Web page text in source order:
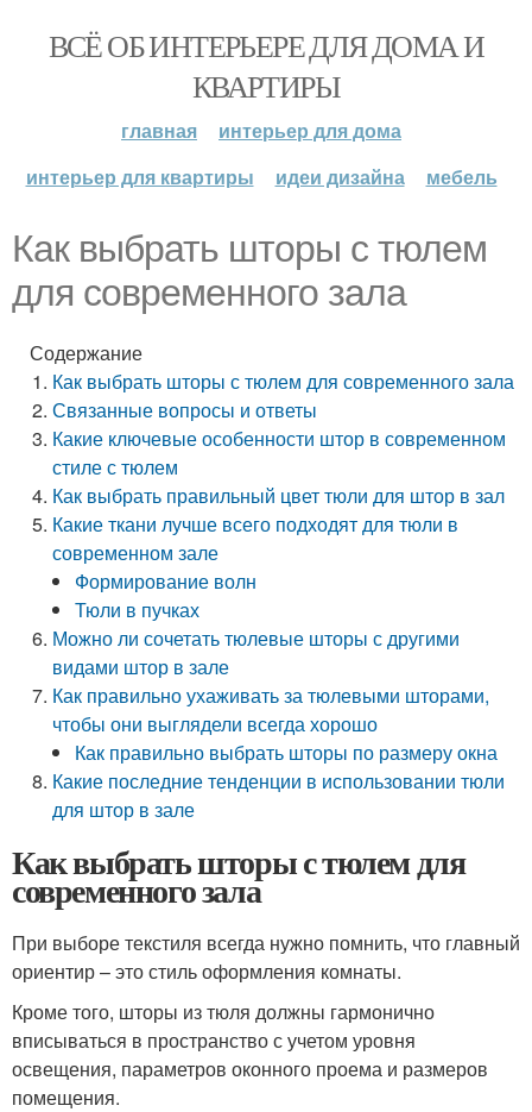
ВСЁ ОБ ИНТЕРЬЕРЕ ДЛЯ ДОМА И
КВАРТИРЫ
главная
интерьер для дома
интерьер для квартиры
идеи дизайна мебель
Как выбрать шторы с тюлем
для современного зала
Содержание
Как выбрать шторы с тюлем для современного зала
Связанные вопросы и ответы
Какие ключевые особенности штор в современном
стиле с тюлем
Как выбрать правильный цвет тюли для штор в зал
Какие ткани лучше всего подходят для тюли в
современном зале
Формирование волн
Тюли в пучках
Можно ли сочетать тюлевые шторы с другими
видами штор в зале
Как правильно ухаживать за тюлевыми шторами,
чтобы они выглядели всегда хорошо
Как правильно выбрать шторы по размеру окна
Какие последние тенденции в использовании тюли
для штор в зале
Как выбрать шторы с тюлем для
современного зала
При выборе текстиля всегда нужно помнить, что главный
ориентир – это стиль оформления комнаты.
Кроме того, шторы из тюля должны гармонично
вписываться в пространство с учетом уровня
освещения, параметров оконного проема и размеров
помещения.